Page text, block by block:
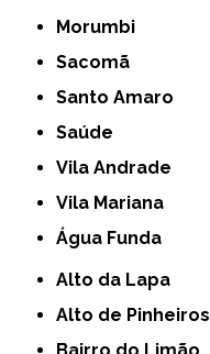
Morumbi
Sacomã
Santo Amaro
Saúde
Vila Andrade
Vila Mariana
Água Funda
Alto da Lapa
Alto de Pinheiros